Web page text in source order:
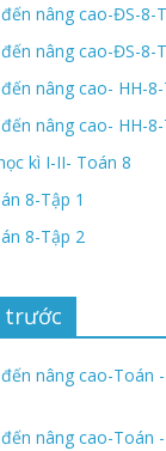
nâng cao-ĐS-8-
nâng cao-ĐS-8-
nâng cao- HH-8-
nâng cao- HH-
kì I-II- Toán 8
8-Tập 1
8-Tập 2
trước
nâng cao-Toán
nâng cao-Toán